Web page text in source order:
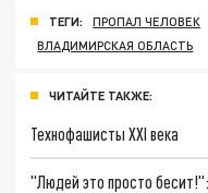
ТЕГИ: ПРОПАЛ ЧЕЛОВЕК
ВЛАДИМИРСКАЯ ОБЛАСТЬ
ЧИТАЙТЕ ТАКЖЕ:
Технофашисты XXI века
"Людей это просто